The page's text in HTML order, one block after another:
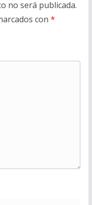
no será publicada.
con *